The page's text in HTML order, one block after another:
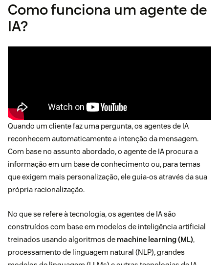
Como funciona um agente de
IA?
Quando um cliente faz uma pergunta, os agentes de IA
reconhecem automaticamente a intenção da mensagem.
Com base no assunto abordado, o agente de IA procura a
informação em um base de conhecimento ou, para temas
que exigem mais personalização, ele guia-os através da sua
própria racionalização.
No que se refere à tecnologia, os agentes de IA são
construídos com base em modelos de inteligência artificial
treinados usando algoritmos de machine learning (ML),
processamento de linguagem natural (NLP), grandes